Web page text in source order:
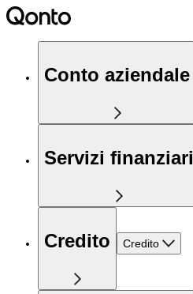
Conto aziendale
Servizi finanziari
Credito Credito